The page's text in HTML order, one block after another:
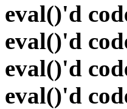
eval()'d
eval()'d
eval()'d
eval()'d